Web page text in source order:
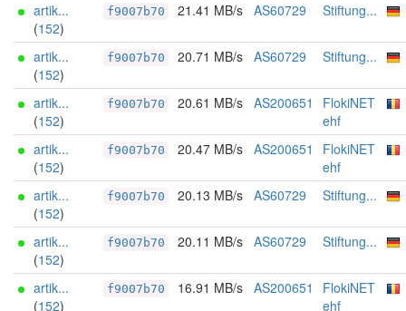
artik...
(152)
f9007b70 21.41 MB/s AS60729 Stiftung...
artik...
(152)
f9007b70 20.71 MB/s AS60729 Stiftung...
artik...
(152)
f9007b70 20.61 MB/s AS200651
FlokiNET
ehf
artik...
(152)
f9007b70 20.47 MB/s AS200651
FlokiNET
ehf
artik...
(152)
f9007b70 20.13 MB/s AS60729 Stiftung...
artik...
(152)
f9007b70 20.11 MB/s AS60729 Stiftung...
artik...
(152)
f9007b70 16.91 MB/s AS200651
FlokiNET
ehf